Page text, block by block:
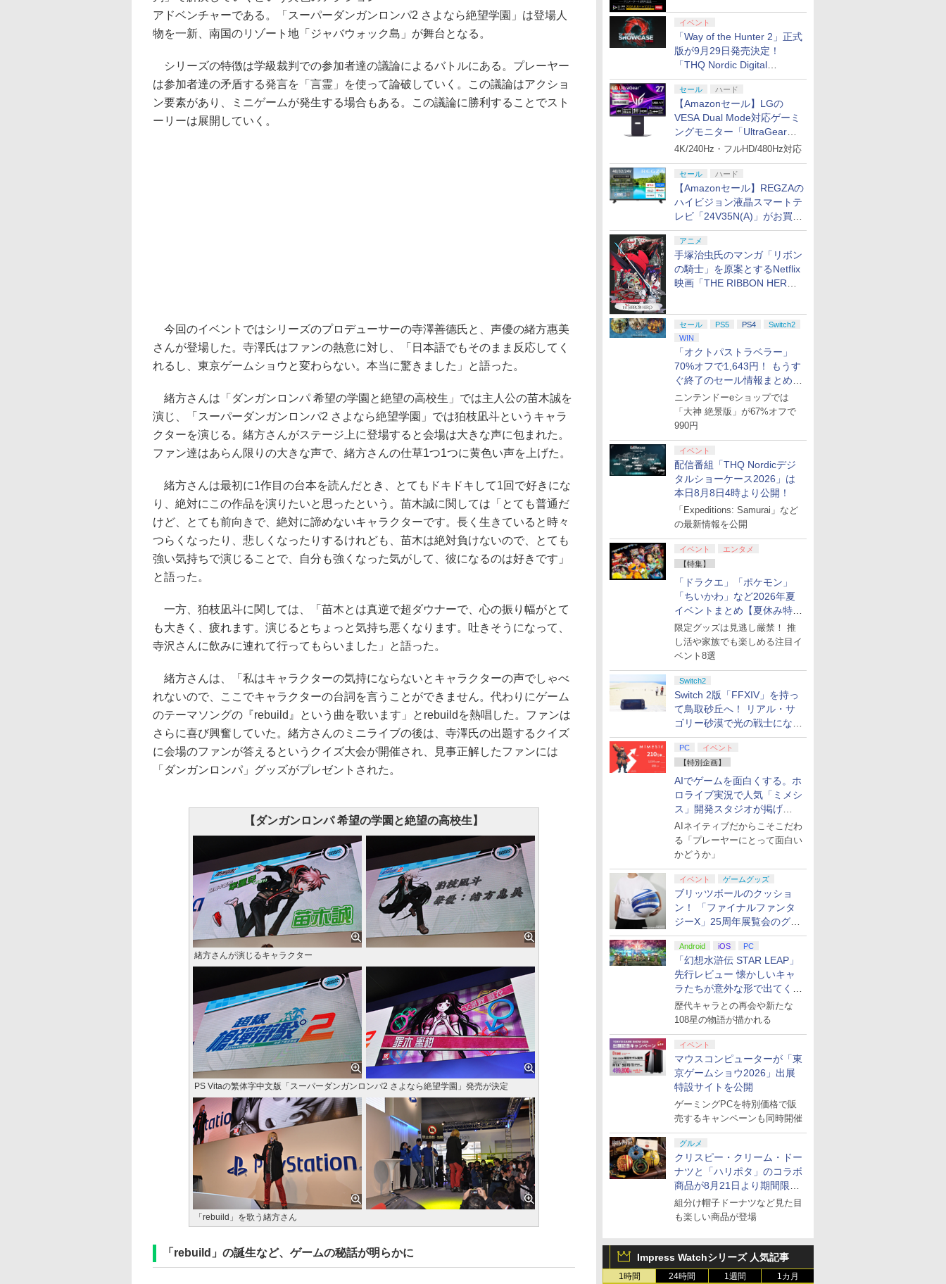
イベント
「Way of the Hunter 2」正式
版が9月29日発売決定！
「THQ Nordic Digital
Showcase 2026」まとめ
セール ハード
【Amazonセール】LGの
VESA Dual Mode対応ゲーミ
ングモニター「UltraGear
27G850A-B」がお買い得！
4K/240Hz・フルHD/480Hz対応
セール ハード
【Amazonセール】REGZAの
ハイビジョン液晶スマートテ
レビ「24V35N(A)」がお買い
得！
アニメ
手塚治虫氏のマンガ「リボン
の騎士」を原案とするNetflix
映画「THE RIBBON HERO
セール PS5 PS4
Switch2
WIN
「オクトパストラベラー」
70%オフで1,643円！ もうす
ぐ終了のセール情報まとめ
【8月8日更新】
ニンテンドーeショップでは
「大神 絶景版」が67%オフで
990円
イベント
配信番組「THQ Nordicデジ
タルショーケース2026」は
本日8月8日4時より公開！
「Expeditions: Samurai」など
の最新情報を公開
イベント
エンタメ
【特集】
「ドラクエ」「ポケモン」
「ちいかわ」など2026年夏
イベントまとめ【夏休み特
集】
限定グッズは見逃し厳禁！ 推
し活や家族でも楽しめる注目イ
ベント8選
Switch2
Switch 2版「FFXIV」を持っ
て鳥取砂丘へ！ リアル・サ
ゴリー砂漠で光の戦士になっ
てみた
PC
イベント
【特別企画】
AIでゲームを面白くする。ホ
ロライブ実況で人気「ミメシ
ス」開発スタジオが掲げ
る“AI活用の信念”とは？【講
演レポート】
AIネイティブだからこそこだわ
る「プレーヤーにとって面白い
かどうか」
イベント ゲームグッズ
ブリッツボールのクッショ
ン！ 「ファイナルファンタ
ジーX」25周年展覧会のグッ
ズ情報が公開
Android iOS PC
「幻想水滸伝 STAR LEAP」
先行レビュー 懐かしいキャ
ラたちが意外な形で出てくる
シリーズ完全新作！
歴代キャラとの再会や新たな
108星の物語が描かれる
イベント
マウスコンピューターが「東
京ゲームショウ2026」出展
特設サイトを公開
ゲーミングPCを特別価格で販
売するキャンペーンも同時開催
グルメ
クリスピー・クリーム・ドー
ナツと「ハリポタ」のコラボ
商品が8月21日より期間限定
で発売
組分け帽子ドーナツなど見た目
も楽しい商品が登場
Impress Watchシリーズ 人気記事
1時間 24時間 1週間 1カ月
アドベンチャーである。「スーパーダンガンロンパ2 さよなら絶望学園」は登場人
物を一新、南国のリゾート地「ジャバウォック島」が舞台となる。
シリーズの特徴は学級裁判での参加者達の議論によるバトルにある。プレーヤー
は参加者達の矛盾する発言を「言霊」を使って論破していく。この議論はアクショ
ン要素があり、ミニゲームが発生する場合もある。この議論に勝利することでスト
ーリーは展開していく。
今回のイベントではシリーズのプロデューサーの寺澤善德氏と、声優の緒方惠美
さんが登場した。寺澤氏はファンの熱意に対し、「日本語でもそのまま反応してく
れるし、東京ゲームショウと変わらない。本当に驚きました」と語った。
緒方さんは「ダンガンロンパ 希望の学園と絶望の高校生」では主人公の苗木誠を
演じ、「スーパーダンガンロンパ2 さよなら絶望学園」では狛枝凪斗というキャラ
クターを演じる。緒方さんがステージ上に登場すると会場は大きな声に包まれた。
ファン達はあらん限りの大きな声で、緒方さんの仕草1つ1つに黄色い声を上げた。
緒方さんは最初に1作目の台本を読んだとき、とてもドキドキして1回で好きにな
り、絶対にこの作品を演りたいと思ったという。苗木誠に関しては「とても普通だ
けど、とても前向きで、絶対に諦めないキャラクターです。長く生きていると時々
つらくなったり、悲しくなったりするけれども、苗木は絶対負けないので、とても
強い気持ちで演じることで、自分も強くなった気がして、彼になるのは好きです」
と語った。
一方、狛枝凪斗に関しては、「苗木とは真逆で超ダウナーで、心の振り幅がとて
も大きく、疲れます。演じるとちょっと気持ち悪くなります。吐きそうになって、
寺沢さんに飲みに連れて行ってもらいました」と語った。
緒方さんは、「私はキャラクターの気持にならないとキャラクターの声でしゃべ
れないので、ここでキャラクターの台詞を言うことができません。代わりにゲーム
のテーマソングの『rebuild』という曲を歌います」とrebuildを熱唱した。ファンは
さらに喜び興奮していた。緒方さんのミニライブの後は、寺澤氏の出題するクイズ
に会場のファンが答えるというクイズ大会が開催され、見事正解したファンには
「ダンガンロンパ」グッズがプレゼントされた。
【ダンガンロンパ 希望の学園と絶望の高校生】
緒方さんが演じるキャラクター
PS Vitaの繁体字中文版「スーパーダンガンロンパ2 さよなら絶望学園」発売が決定
「rebuild」を歌う緒方さん
「rebuild」の誕生など、ゲームの秘話が明らかに